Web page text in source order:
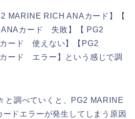
MARINE RICH ANAカード】【
カード 失敗】【 PG2
ード 使えない】【PG2
ード エラー】という感じで調
と調べていくと、PG2 MARINE
ドエラーが発生してしまう原因